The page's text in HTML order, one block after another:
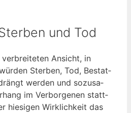
und Tod
Ansicht, in
Ster­ben, Tod, Bestat­
wer­den und sozu­sa­
im Ver­bor­ge­nen statt­
hie­si­gen Wirk­lich­keit das